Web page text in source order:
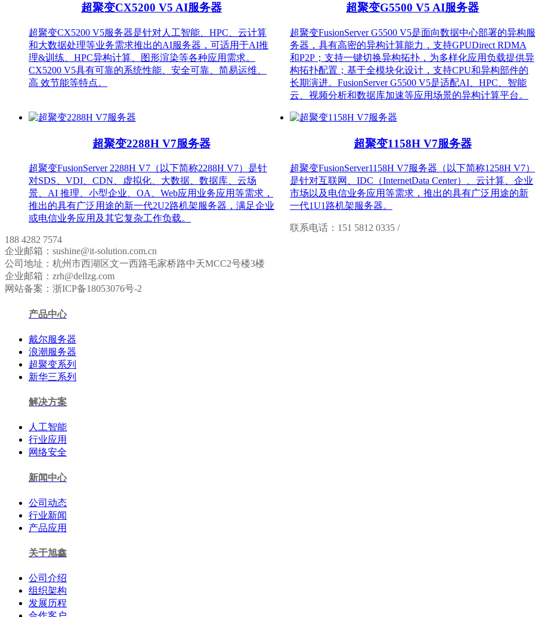
超聚变CX5200 V5 AI服务器
超聚变CX5200 V5服务器是针对人工智能、HPC、云计算
和大数据处理等业务需求推出的AI服务器，可适用于AI推
理&训练、HPC异构计算、图形渲染等各种应用需求。
CX5200 V5具有可靠的系统性能、安全可靠、简易运维、
高 效节能等特点。
超聚变G5500 V5 AI服务器
超聚变FusionServer G5500 V5是面向数据中心部署的异构服
务器，具有高密的异构计算能力，支持GPUDirect RDMA
和P2P；支持一键切换异构拓扑，为多样化应用负载提供异
构拓扑配置；基于全模块化设计，支持CPU和异构部件的
长期演进。FusionServer G5500 V5是适配AI、HPC、智能
云、视频分析和数据库加速等应用场景的异构计算平台。
超聚变2288H V7服务器
超聚变FusionServer 2288H V7（以下简称2288H V7）是针
对SDS、VDI、CDN、虚拟化、大数据、数据库、云场
景、AI 推理、小型企业、OA、Web应用业务应用等需求，
推出的具有广泛用途的新一代2U2路机架服务器，满足企业
或电信业务应用及其它复杂工作负载。
超聚变1158H V7服务器
超聚变FusionServer1158H V7服务器（以下简称1258H V7）
是针对互联网、IDC（InternetData Center）、云计算、企业
市场以及电信业务应用等需求，推出的具有广泛用途的新
一代1U1路机架服务器。
联系电话：151 5812 0335 /
188 4282 7574
企业邮箱：sushine@it-solution.com.cn
公司地址：杭州市西湖区文一西路毛家桥路中天MCC2号楼3楼
企业邮箱：zrh@dellzg.com
网站备案：浙ICP备18053076号-2
产品中心
戴尔服务器
浪潮服务器
超聚变系列
新华三系列
解决方案
人工智能
行业应用
网络安全
新闻中心
公司动态
行业新闻
产品应用
关于旭鑫
公司介绍
组织架构
发展历程